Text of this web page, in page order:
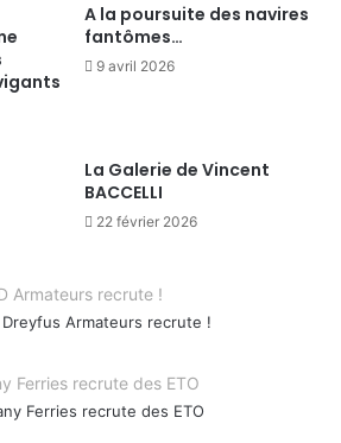
A la poursuite des navires
fantômes…
9 avril 2026
La Galerie de Vincent
BACCELLI
22 février 2026
Armateurs recrute !
Ferries recrute des ETO